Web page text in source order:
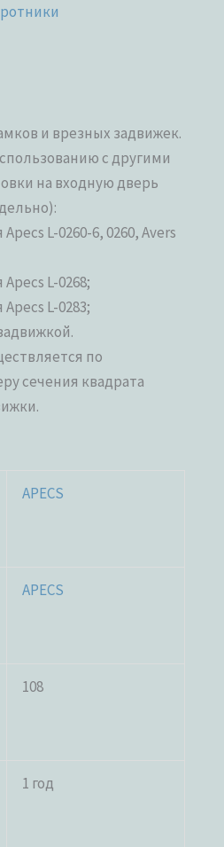
и врезных задвижек.
с другими
на входную дверь
L-0260-6, 0260, Avers
L-0268;
L-0283;
по
сечения квадрата
APECS
APECS
108
1 год